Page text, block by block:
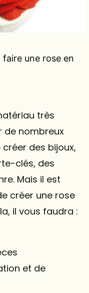
une rose en
très
de nombreux
des bijoux,
clés, des
Mais il est
créer une rose
il vous faudra :
et de